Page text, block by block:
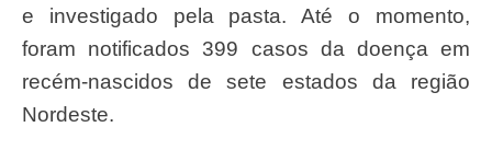
e investigado pela pasta. Até o momento,
foram notificados 399 casos da doença em
recém-nascidos de sete estados da região
Nordeste.